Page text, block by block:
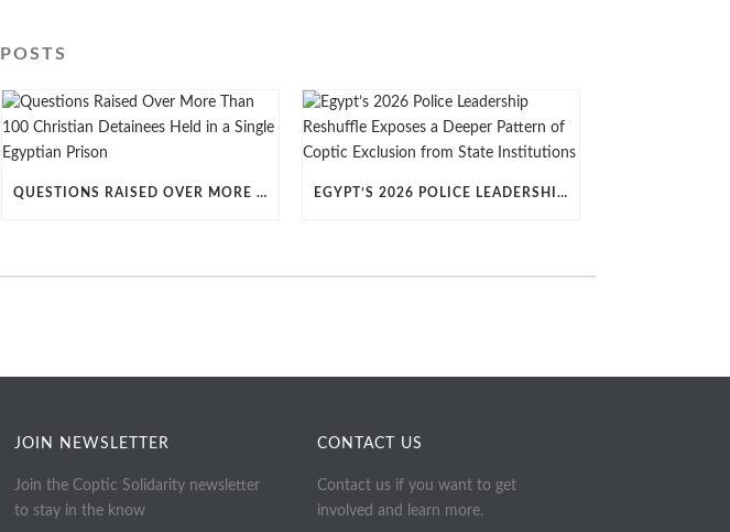
QUESTIONS RAISED OVER MORE THAN 100 CHRISTIAN DETAINEES HELD IN A SINGLE EGYPTIAN PRISON
EGYPT’S 2026 POLICE LEADERSHIP RESHUFFLE EXPOSES A DEEPER PATTERN OF COPTIC EXCLUSION FROM STATE INSTITUTIONS
JOIN NEWSLETTER
Join the Coptic Solidarity newsletter
to stay in the know
CONTACT US
Contact us if you want to get
involved and learn more.